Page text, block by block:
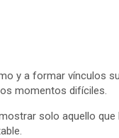
y a formar vínculos
momentos difíciles.
solo aquello